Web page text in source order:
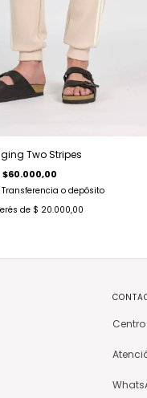
Two Stripes
$60.000,00
Transferencia o depósito
de $ 20.000,00